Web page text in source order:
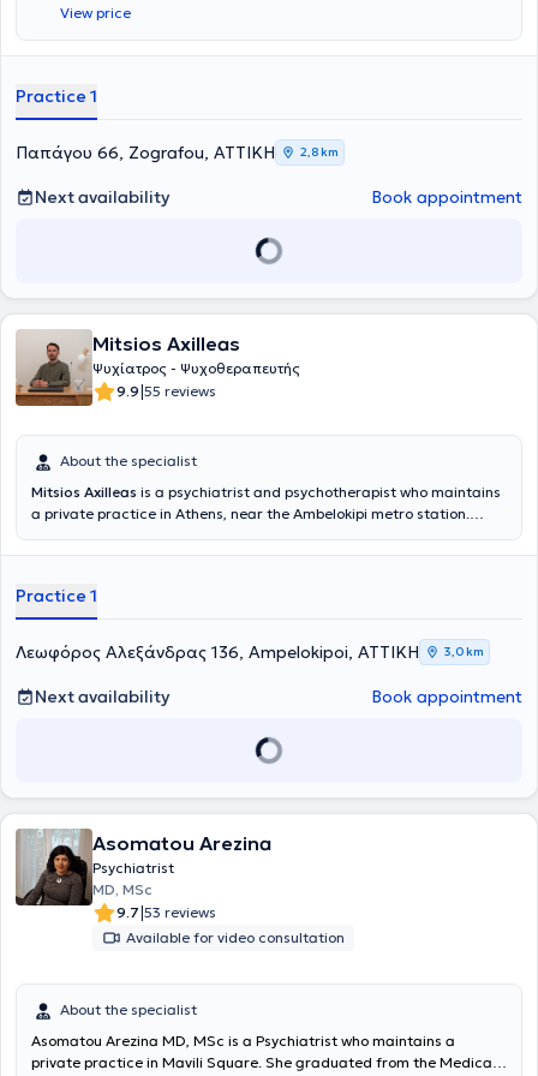
tailoring the antipsychotic treatment."
View price
Practice 1
Παπάγου 66, Zografou, ΑΤΤΙΚΗ 2,8 km
Next availability Book appointment
Mitsios Axilleas
Ψυχίατρος - Ψυχοθεραπευτής
9.9|55 reviews
About the specialist
Mitsios Axilleas is a psychiatrist and psychotherapist who maintains
a private practice in Athens, near the Ambelokipi metro station.
of the Patient at the Institute of Child and Adult Mental Health “P.
School of Aristotle University of Thessaloniki. He began his specialty
training at the Greek Center for Mental Health and Research,
Athens branch, where he remained for a total of 2 years and
received training in psychiatric and psychotherapeutic care for
community patients. He completed his specialty at the General
Hospital of Athens "G. Gennimatas," where he stayed for a total of 4
psychopathology. He received psychotherapeutic training within the
National and Kapodistrian University of Athens.
Practice 1
Λεωφόρος Αλεξάνδρας 136, Ampelokipoi, ΑΤΤΙΚΗ 3,0 km
Next availability Book appointment
Asomatou Arezina
Psychiatrist
MD, MSc
9.7|53 reviews
Available for video consultation
About the specialist
Asomatou Arezina MD, MSc is a Psychiatrist who maintains a
private practice in Mavili Square. She graduated from the Medical